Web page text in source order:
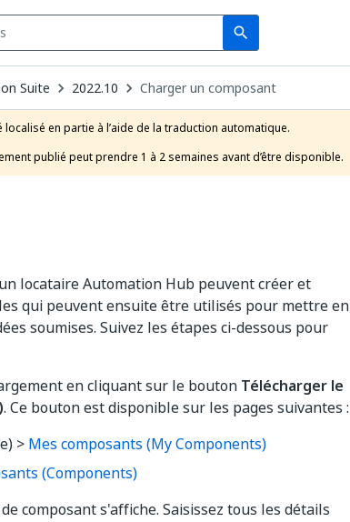
search
Search
Suite 2022.10 Charger un composant
en partie à l’aide de la traduction automatique.
publié peut prendre 1 à 2 semaines avant d’être disponible.
locataire Automation Hub peuvent créer et
qui peuvent ensuite être utilisés pour mettre en
soumises. Suivez les étapes ci-dessous pour
en cliquant sur le bouton Télécharger le
. Ce bouton est disponible sur les pages suivantes :
> Mes composants (My Components)
(Components)
composant s'affiche. Saisissez tous les détails